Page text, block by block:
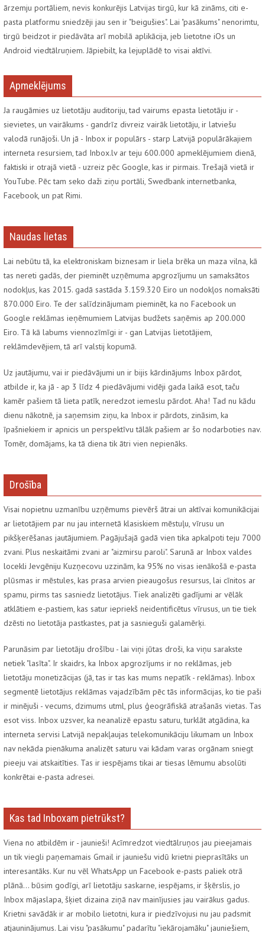
ārzemju portāliem, nevis konkurējis Latvijas tirgū, kur kā zināms, citi e-
pasta platformu sniedzēji jau sen ir "beigušies". Lai "pasākums" nenorimtu,
tirgū beidzot ir piedāvāta arī mobilā aplikācija, jeb lietotne iOs un
Android viedtālruņiem. Jāpiebilt, ka lejuplādē to visai aktīvi.
Apmeklējums
Ja raugāmies uz lietotāju auditoriju, tad vairums epasta lietotāju ir -
sievietes, un vairākums - gandrīz divreiz vairāk lietotāju, ir latviešu
valodā runājoši. Un jā - Inbox ir populārs - starp Latvijā populārākajiem
interneta resursiem, tad Inbox.lv ar teju 600.000 apmeklējumiem dienā,
faktiski ir otrajā vietā - uzreiz pēc Google, kas ir pirmais. Trešajā vietā ir
YouTube. Pēc tam seko daži ziņu portāli, Swedbank internetbanka,
Facebook, un pat Rimi.
Naudas lietas
Lai nebūtu tā, ka elektroniskam biznesam ir liela brēka un maza vilna, kā
tas nereti gadās, der pieminēt uzņēmuma apgrozījumu un samaksātos
nodokļus, kas 2015. gadā sastāda 3.159.320 Eiro un nodokļos nomaksāti
870.000 Eiro. Te der salīdzinājumam pieminēt, ka no Facebook un
Google reklāmas ieņēmumiem Latvijas budžets saņēmis ap 200.000
Eiro. Tā kā labums viennozīmīgi ir - gan Latvijas lietotājiem,
reklāmdevējiem, tā arī valstij kopumā.
Uz jautājumu, vai ir piedāvājumi un ir bijis kārdinājums Inbox pārdot,
atbilde ir, ka jā - ap 3 līdz 4 piedāvājumi vidēji gada laikā esot, taču
kamēr pašiem tā lieta patīk, neredzot iemeslu pārdot. Aha! Tad nu kādu
dienu nākotnē, ja saņemsim ziņu, ka Inbox ir pārdots, zināsim, ka
īpašniekiem ir apnicis un perspektīvu tālāk pašiem ar šo nodarboties nav.
Tomēr, domājams, ka tā diena tik ātri vien nepienāks.
Drošība
Visai nopietnu uzmanību uzņēmums pievērš ātrai un aktīvai komunikācijai
ar lietotājiem par nu jau internetā klasiskiem mēstuļu, vīrusu un
pikšķerēšanas jautājumiem. Pagājušajā gadā vien tika apkalpoti teju 7000
zvani. Plus neskaitāmi zvani ar "aizmirsu paroli". Sarunā ar Inbox valdes
locekli Jevgēniju Kuzņecovu uzzinām, ka 95% no visas ienākošā e-pasta
plūsmas ir mēstules, kas prasa arvien pieaugošus resursus, lai cīnitos ar
spamu, pirms tas sasniedz lietotājus. Tiek analizēti gadījumi ar vēlāk
atklātiem e-pastiem, kas satur iepriekš neidentificētus vīrusus, un tie tiek
dzēsti no lietotāja pastkastes, pat ja sasnieguši galamērķi.
Parunāsim par lietotāju drošību - lai viņi jūtas droši, ka viņu sarakste
netiek "lasīta". Ir skaidrs, ka Inbox apgrozījums ir no reklāmas, jeb
lietotāju monetizācijas (jā, tas ir tas kas mums nepatīk - reklāmas). Inbox
segmentē lietotājus reklāmas vajadzībām pēc tās informācijas, ko tie paši
ir minējuši - vecums, dzimums utml, plus ģeogrāfiskā atrašanās vietas. Tas
esot viss. Inbox uzsver, ka neanalizē epastu saturu, turklāt atgādina, ka
interneta servisi Latvijā nepakļaujas telekomunikāciju likumam un Inbox
nav nekāda pienākuma analizēt saturu vai kādam varas orgānam sniegt
pieeju vai atskaitīties. Tas ir iespējams tikai ar tiesas lēmumu absolūti
konkrētai e-pasta adresei.
Kas tad Inboxam pietrūkst?
Viena no atbildēm ir - jaunieši! Acīmredzot viedtālruņos jau pieejamais
un tik viegli paņemamais Gmail ir jauniešu vidū krietni pieprasītāks un
interesantāks. Kur nu vēl WhatsApp un Facebook e-pasts paliek otrā
plānā… būsim godīgi, arī lietotāju saskarne, iespējams, ir šķērslis, jo
Inbox mājaslapa, šķiet dizaina ziņā nav mainījusies jau vairākus gadus.
Krietni savādāk ir ar mobilo lietotni, kura ir piedzīvojusi nu jau padsmit
atjauninājumus. Lai visu "pasākumu" padarītu "iekārojamāku" jauniešiem,